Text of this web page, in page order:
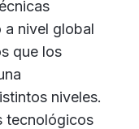
a nivel global
que los
niveles.
tecnológicos